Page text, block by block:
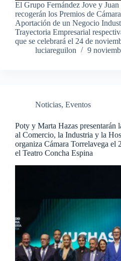
El Grupo Fernández Jove y
recogerán los Premios de
Aportación de un Negocio
Trayectoria Empresarial
que se celebrará el 24 de
luciareguilon
9
Noticias, Eventos
Poty y Marta Hazas presentarán
al Comercio, la Industria y la
organiza Cámara Torrelavega el
el Teatro Concha Espina